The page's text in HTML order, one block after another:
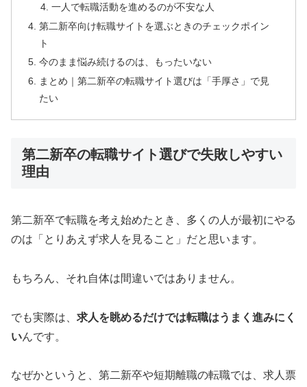
一人で転職活動を進めるのが不安な人
第二新卒向け転職サイトを選ぶときのチェックポイン
ト
今のまま悩み続けるのは、もったいない
まとめ｜第二新卒の転職サイト選びは「手厚さ」で見
たい
第二新卒の転職サイト選びで失敗しやすい
理由
第二新卒で転職を考え始めたとき、多くの人が最初にやる
のは「とりあえず求人を見ること」だと思います。
もちろん、それ自体は間違いではありません。
でも実際は、 求人を眺めるだけでは転職はうまく進みにく
いんです。
なぜかというと、第二新卒や短期離職の転職では、求人票